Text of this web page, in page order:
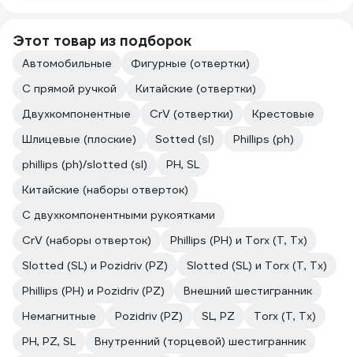
Этот товар из подборок
Автомобильные
Фигурные (отвертки)
С прямой ручкой
Китайские (отвертки)
Двухкомпонентные
CrV (отвертки)
Крестовые
Шлицевые (плоские)
Sotted (sl)
Phillips (ph)
phillips (ph)/slotted (sl)
PH, SL
Китайские (наборы отверток)
С двухкомпонентными рукоятками
CrV (наборы отверток)
Phillips (PH) и Torx (T, Tx)
Slotted (SL) и Pozidriv (PZ)
Slotted (SL) и Torx (T, Tx)
Phillips (PH) и Pozidriv (PZ)
Внешний шестигранник
Немагнитные
Pozidriv (PZ) SL, PZ
Torx (T, Tx)
PH, PZ, SL
Внутренний (торцевой) шестигранник